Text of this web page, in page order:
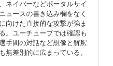
ネイバーなどポータルサイ
ュースの書き込み欄をなく
向けた直接的な攻撃が強ま
。ユーチューブでは確認も
手間の対話など想像と解釈
無差別的に広まっている。